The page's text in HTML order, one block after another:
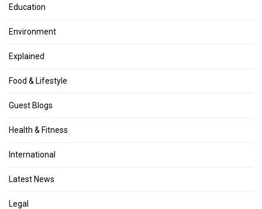
Education
Environment
Explained
Food & Lifestyle
Guest Blogs
Health & Fitness
International
Latest News
Legal